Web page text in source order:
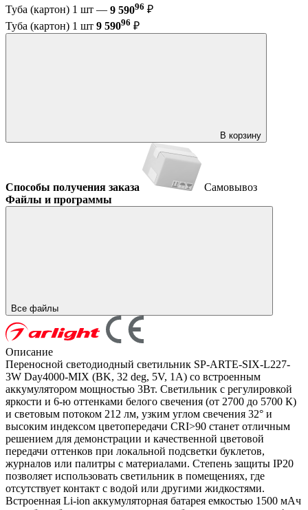
Туба (картон) 1 шт — 9 59096 ₽
Туба (картон) 1 шт 9 59096 ₽
В корзину
Способы получения заказа
Самовывоз
Файлы и программы
Все файлы
Описание
Переносной светодиодный светильник SP-ARTE-SIX-L227-
3W Day4000-MIX (BK, 32 deg, 5V, 1A) со встроенным
аккумулятором мощностью 3Вт. Светильник с регулировкой
яркости и 6-ю оттенками белого свечения (от 2700 до 5700 К)
и световым потоком 212 лм, узким углом свечения 32° и
высоким индексом цветопередачи CRI>90 станет отличным
решением для демонстрации и качественной цветовой
передачи оттенков при локальной подсветки буклетов,
журналов или палитры с материалами. Степень защиты IP20
позволяет использовать светильник в помещениях, где
отсутствует контакт с водой или другими жидкостями.
Встроенная Li-ion аккумуляторная батарея емкостью 1500 мАч